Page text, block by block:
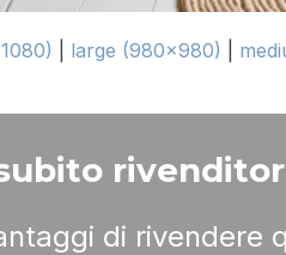
large (980x980)
di rivendere